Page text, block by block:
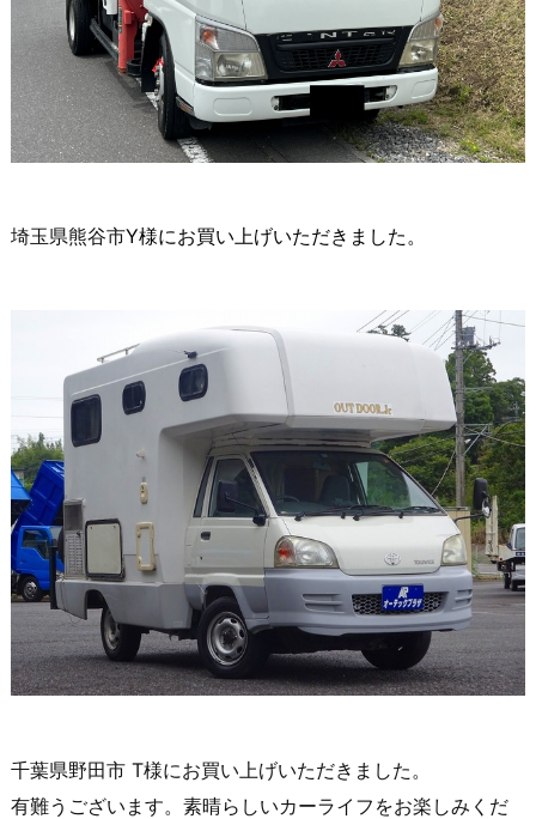
埼玉県熊谷市Y様にお買い上げいただきました。
千葉県野田市 T様にお買い上げいただきました。
有難うございます。素晴らしいカーライフをお楽しみくだ